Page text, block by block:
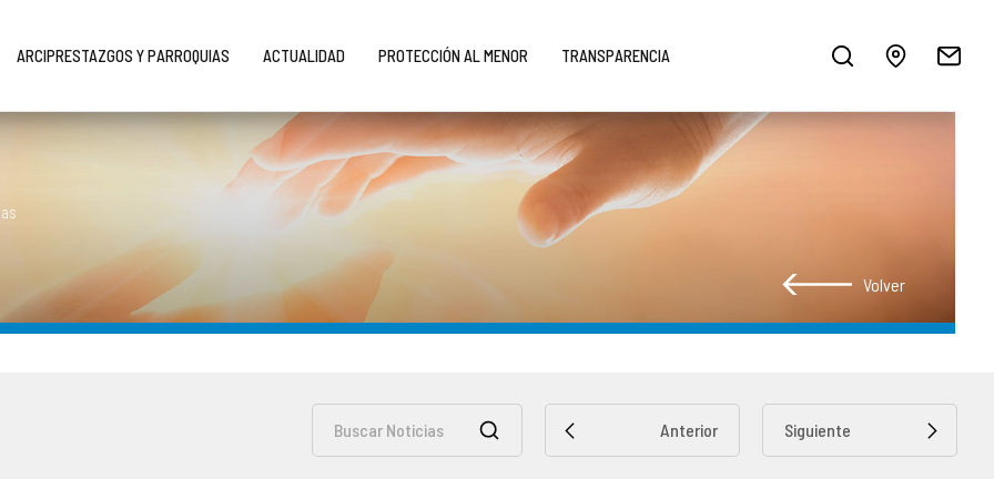
ARCIPRESTAZGOS Y PARROQUIAS ACTUALIDAD PROTECCIÓN AL MENOR TRANSPARENCIA
Volver
Anterior Siguiente